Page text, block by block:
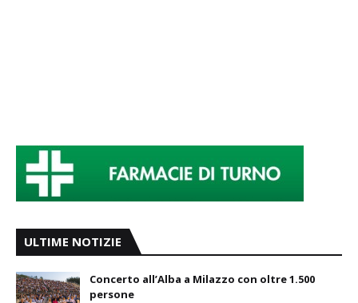
ULTIME NOTIZIE
Concerto all’Alba a Milazzo con oltre 1.500
persone